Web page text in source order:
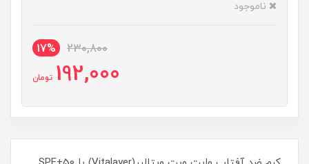
ناموجود
230,800
17%
192,000 تومان